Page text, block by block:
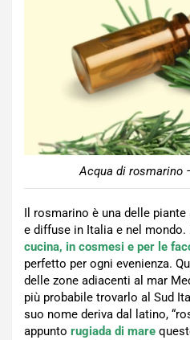
Acqua di rosmarino
Il rosmarino è una delle
e diffuse in Italia e nel mondo.
cucina, in cosmesi e per le
perfetto per ogni evenienza.
delle zone adiacenti al mar
più probabile trovarlo al Sud
suo nome deriva dal latino,
appunto rugiada di mare